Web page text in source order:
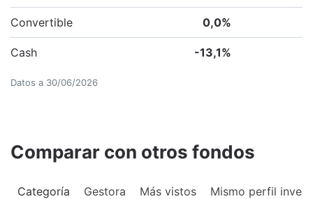
Convertible 0,0%
Cash -13,1%
Datos a 30/06/2026
Comparar con otros fondos
Categoría Gestora Más vistos Mismo perfil